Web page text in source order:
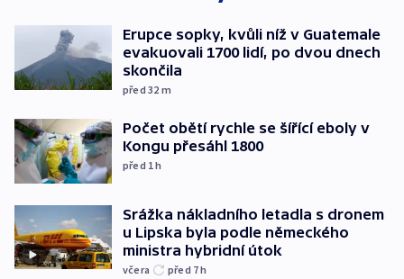
Erupce sopky, kvůli níž v Guatemale
evakuovali 1700 lidí, po dvou dnech
skončila
před 32 m
Počet obětí rychle se šířící eboly v
Kongu přesáhl 1800
před 1h
Srážka nákladního letadla s dronem
u Lipska byla podle německého
ministra hybridní útok
včera před 7h